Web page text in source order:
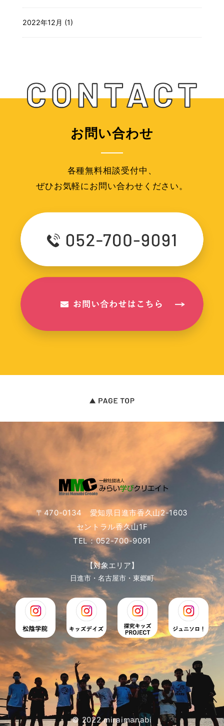
2022年12月 (1)
お問い合わせ
各種無料相談受付中、
ぜひお気軽にお問い合わせください。
〒470-0134 愛知県日進市香久山2-1603
セントラル香久山1F
TEL：052-700-9091
【対象エリア】
日進市・名古屋市・東郷町
© 2022 miraimanabi